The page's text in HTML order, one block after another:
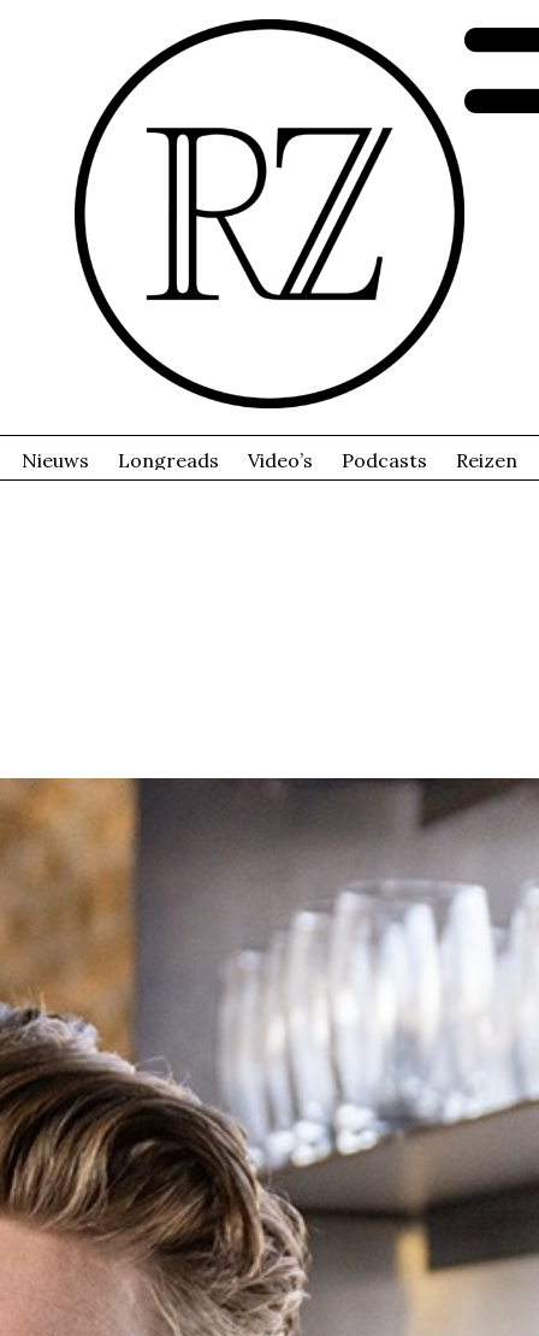
Nieuws Longreads Video’s Podcasts Reizen